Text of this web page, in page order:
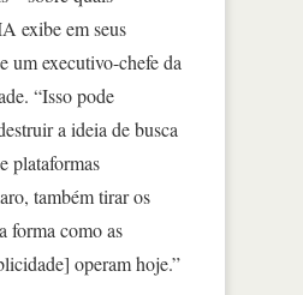
exibe em seus
um executivo-chefe da
“Isso pode
a ideia de busca
plataformas
também tirar os
forma como as
operam hoje.”